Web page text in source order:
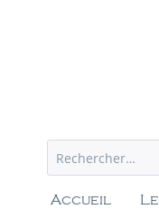
Accueil